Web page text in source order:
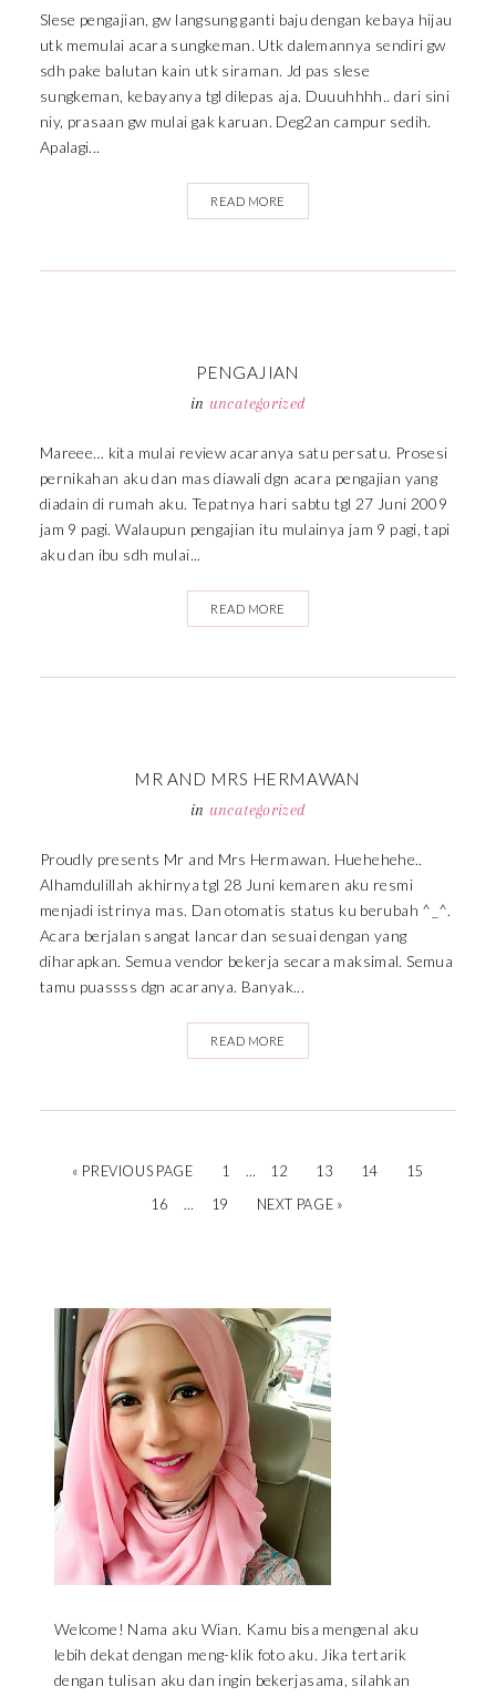
Slese pengajian, gw langsung ganti baju dengan kebaya hijau
utk memulai acara sungkeman. Utk dalemannya sendiri gw
sdh pake balutan kain utk siraman. Jd pas slese
sungkeman, kebayanya tgl dilepas aja. Duuuhhhh.. dari sini
niy, prasaan gw mulai gak karuan. Deg2an campur sedih.
Apalagi...
READ MORE
PENGAJIAN
in uncategorized
Mareee… kita mulai review acaranya satu persatu. Prosesi
pernikahan aku dan mas diawali dgn acara pengajian yang
diadain di rumah aku. Tepatnya hari sabtu tgl 27 Juni 2009
jam 9 pagi. Walaupun pengajian itu mulainya jam 9 pagi, tapi
aku dan ibu sdh mulai...
READ MORE
MR AND MRS HERMAWAN
in uncategorized
Proudly presents Mr and Mrs Hermawan. Huehehehe..
Alhamdulillah akhirnya tgl 28 Juni kemaren aku resmi
menjadi istrinya mas. Dan otomatis status ku berubah ^_^.
Acara berjalan sangat lancar dan sesuai dengan yang
diharapkan. Semua vendor bekerja secara maksimal. Semua
tamu puassss dgn acaranya. Banyak...
READ MORE
« PREVIOUS PAGE 1 … 12 13 14
15
16
… 19 NEXT PAGE »
Welcome! Nama aku Wian. Kamu bisa mengenal aku
lebih dekat dengan meng-klik foto aku. Jika tertarik
dengan tulisan aku dan ingin bekerjasama, silahkan